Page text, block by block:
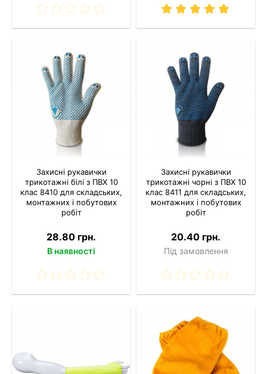
Захисні рукавички
трикотажні білі з ПВХ 10
клас 8410 для складських,
монтажних і побутових
робіт
28.80 грн.
В наявності
Захисні рукавички
трикотажні чорні з ПВХ 10
клас 8411 для складських,
монтажних і побутових
робіт
20.40 грн.
Під замовлення